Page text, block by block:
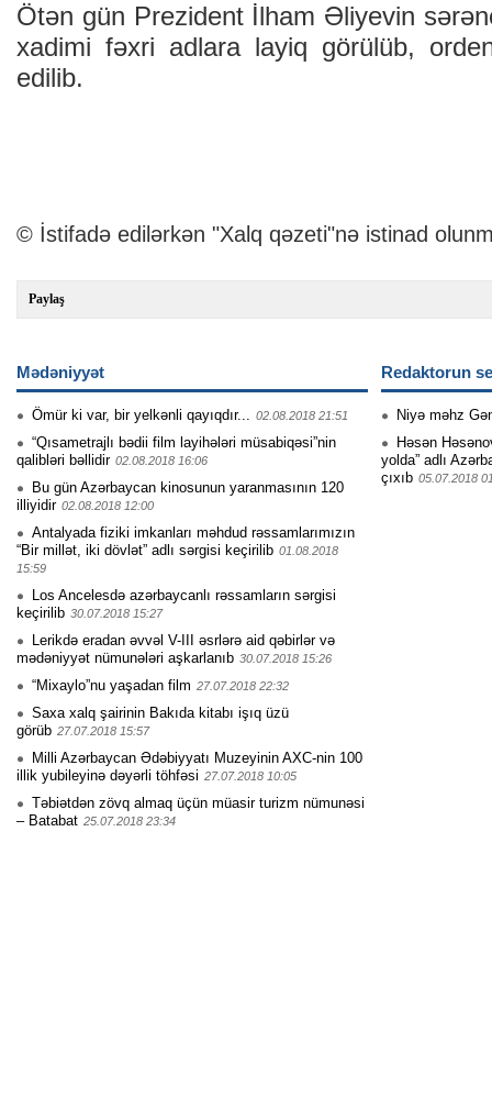
Ötən gün Prezident İlham Əliyevin
xadimi fəxri adlara layiq görülüb,
edilib.
© İstifadə edilərkən "Xalq qəzeti"nə istinad
Paylaş
Mədəniyyət
Ömür ki var, bir yelkənli qayıqdır... 02.08.2018 21:51
“Qısametrajlı bədii film layihələri müsabiqəsi”nin
qalibləri bəllidir 02.08.2018 16:06
Bu gün Azərbaycan kinosunun yaranmasının 120
illiyidir 02.08.2018 12:00
Antalyada fiziki imkanları məhdud rəssamlarımızın
“Bir millət, iki dövlət” adlı sərgisi keçirilib 01.08.2018
15:59
Los Ancelesdə azərbaycanlı rəssamların sərgisi
keçirilib 30.07.2018 15:27
Lerikdə eradan əvvəl V-III əsrlərə aid qəbirlər və
mədəniyyət nümunələri aşkarlanıb 30.07.2018 15:26
“Mixaylo”nu yaşadan film 27.07.2018 22:32
Saxa xalq şairinin Bakıda kitabı işıq üzü
görüb 27.07.2018 15:57
Milli Azərbaycan Ədəbiyyatı Muzeyinin AXC-nin 100
illik yubileyinə dəyərli töhfəsi 27.07.2018 10:05
Təbiətdən zövq almaq üçün müasir turizm nümunəsi
– Batabat 25.07.2018 23:34
Redaktorun
Niyə məhz
Həsən
yolda” adlı
çıxıb 05.07.2018